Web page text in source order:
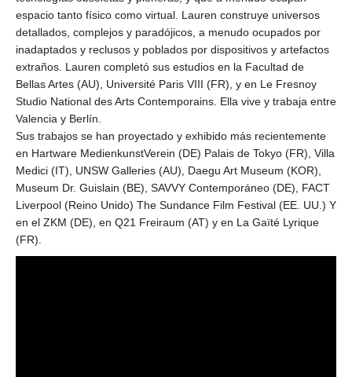
espacio tanto físico como virtual. Lauren construye universos
detallados, complejos y paradójicos, a menudo ocupados por
inadaptados y reclusos y poblados por dispositivos y artefactos
extraños. Lauren completó sus estudios en la Facultad de
Bellas Artes (AU), Université Paris VIII (FR), y en Le Fresnoy
Studio National des Arts Contemporains. Ella vive y trabaja entre
Valencia y Berlín.
Sus trabajos se han proyectado y exhibido más recientemente
en Hartware MedienkunstVerein (DE) Palais de Tokyo (FR), Villa
Medici (IT), UNSW Galleries (AU), Daegu Art Museum (KOR),
Museum Dr. Guislain (BE), SAVVY Contemporáneo (DE), FACT
Liverpool (Reino Unido) The Sundance Film Festival (EE. UU.) Y
en el ZKM (DE), en Q21 Freiraum (AT) y en La Gaïté Lyrique
(FR).